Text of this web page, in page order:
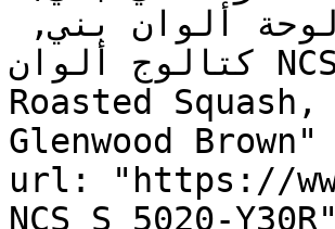
كتالوج ألوان NCS S 5020-Y30R, NCS S 5020-Y30R,
Roasted Squash,
Glenwood Brown"
url: "https://
NCS_S_5020-Y30R"